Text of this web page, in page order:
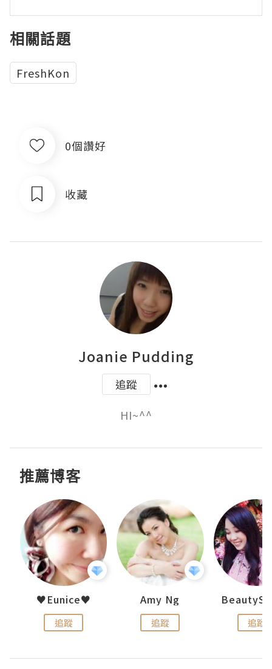
相關話題
FreshKon
0個讚好
收藏
Joanie Pudding
追蹤
HI~^^
推薦博客
♥Eunice♥
追蹤
Amy Ng
追蹤 追蹤